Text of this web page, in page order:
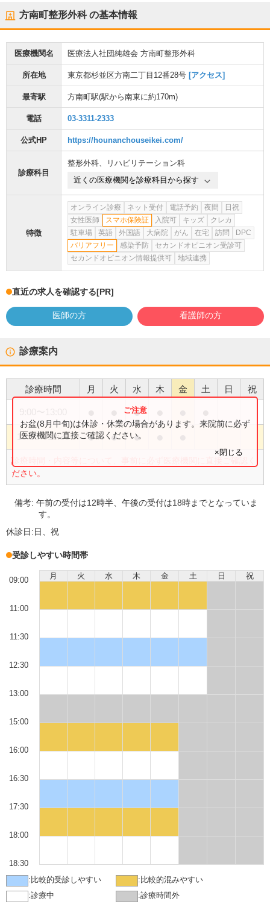
方南町整形外科の基本情報
医療機関名 医療法人社団純雄会 方南町整形外科
所在地 東京都杉並区方南二丁目12番28号 [アクセス]
最寄駅 方南町駅(駅から南東に約170m)
電話 03-3311-2333
公式HP https://hounanchouseikei.com/
診療科目
整形外科、
リハビリテーション科
近くの医療機関を診療科目から探す
特徴
オンライン診療 ネット受付 電話予約 夜間
日祝
女性医師
スマホ保険証 入院可 キッズ
クレカ
駐車場
英語 外国語 大病院 がん 在宅 訪問
DPC
バリアフリー
感染予防
セカンドオピニオン受診可
セカンドオピニオン情報提供可
地域連携
直近の求人を確認する[PR]
医師の方 看護師の方
診療案内
診療時間 月 火 水 木 金 土 日 祝
●
15:00〜18:30 ● ● ●
診療時間・内容等について、事前に必ず医療機関に直接ご確認く
ださい。
お盆(8月中旬)は休診・休業の場合があります。来院前に必ず
医療機関に直接ご確認ください。
×閉じる
備考:午前の受付は12時半、午後の受付は18時までとなっていま
す。
休診日:日、祝
受診しやすい時間帯
月 火 水 木 金 土 日 祝
09:00
11:00
11:30
12:30
13:00
15:00
16:00
16:30
17:30
18:00
18:30
: 比較的受診しやすい : 比較的混みやすい
:診療中 :診療時間外